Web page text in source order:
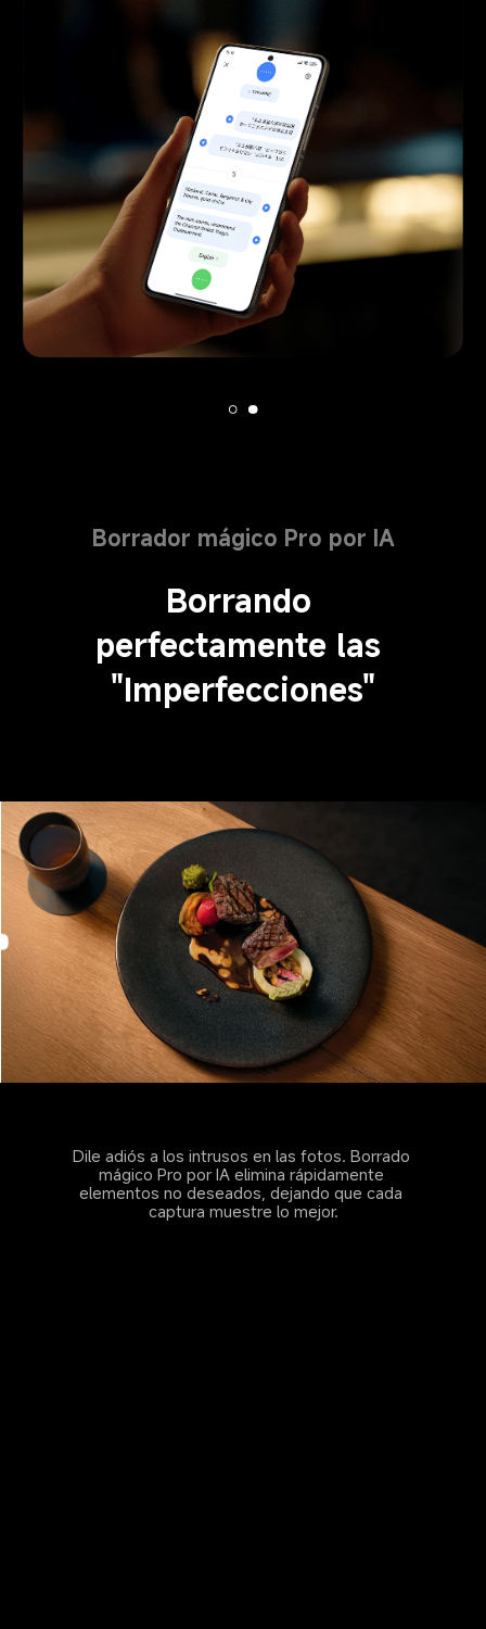
Borrador mágico Pro por IA
Borrando
perfectamente las
"Imperfecciones"
Dile adiós a los intrusos en las fotos. Borrado
mágico Pro por IA elimina rápidamente
elementos no deseados, dejando que cada
captura muestre lo mejor.